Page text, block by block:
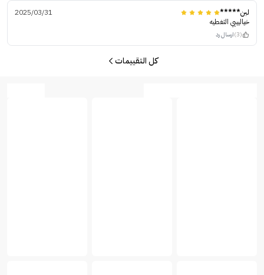
لبن*****
2025/03/31
خياليييي التغطيه
(3) ارسال رد
كل التقييمات